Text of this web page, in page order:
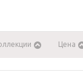
Цена